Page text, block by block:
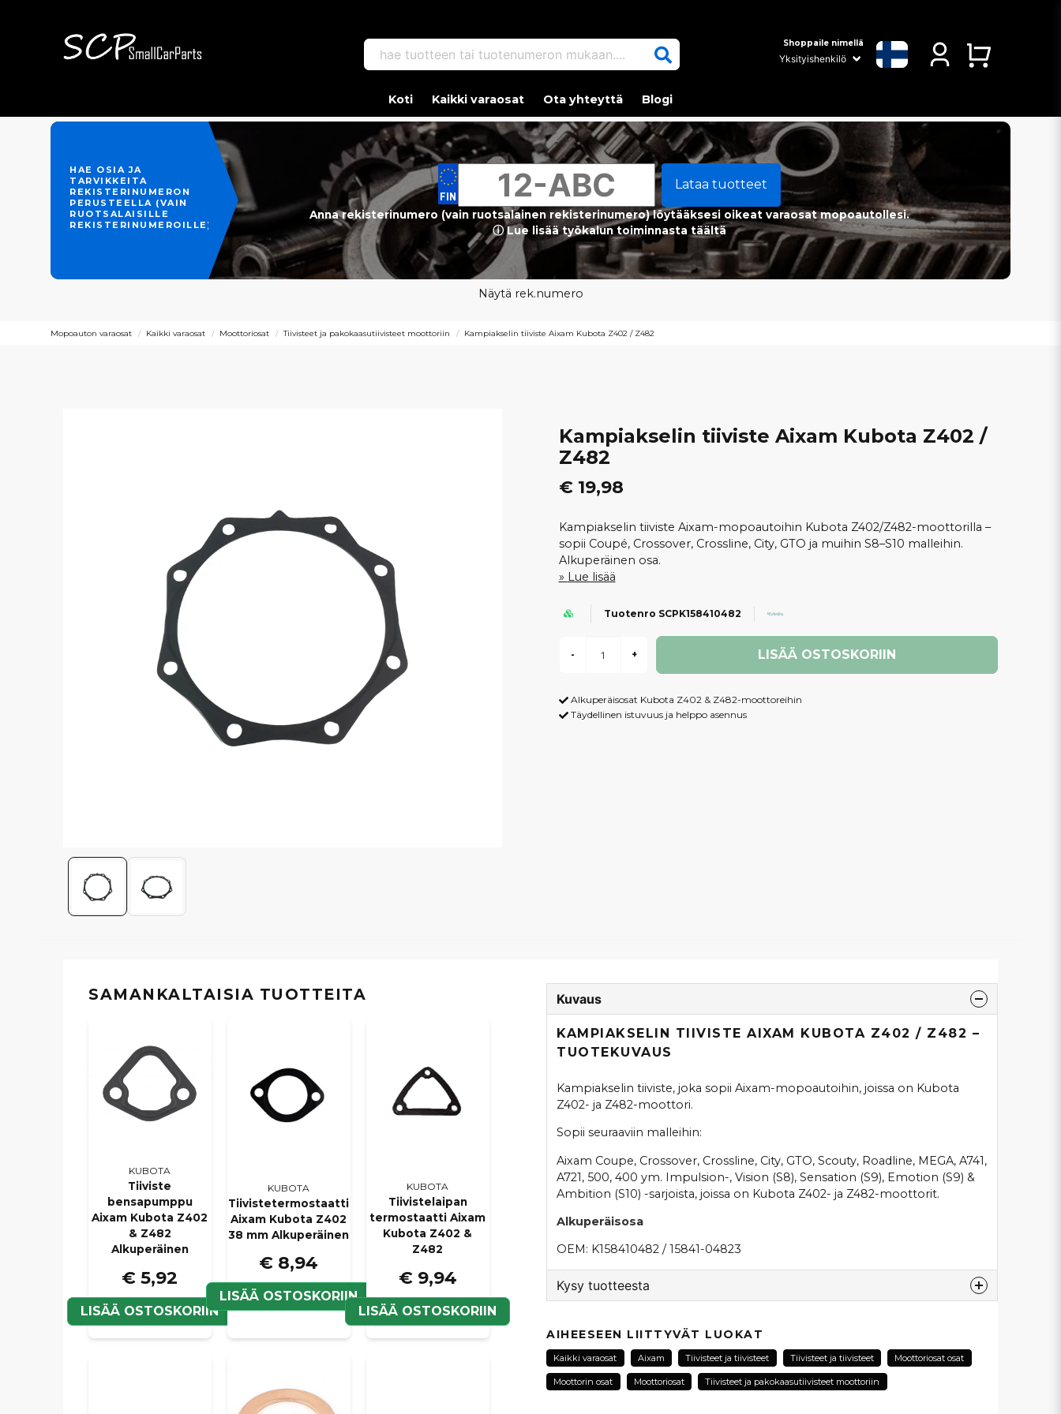
hae tuotteen tai tuotenumeron mukaan.... Shoppaile nimellä
Koti Kaikki varaosat Ota yhteyttä Blogi
HAE OSIA JA
TARVIKKEITA
REKISTERINUMERON
PERUSTEELLA (VAIN
RUOTSALAISILLE
REKISTERINUMEROILLE)
Lataa tuotteet
Anna rekisterinumero (vain ruotsalainen rekisterinumero) löytääksesi oikeat varaosat mopoautollesi.
ⓘ Lue lisää työkalun toiminnasta täältä
Näytä rek.numero
Mopoauton varaosat Kaikki varaosat Moottoriosat Tiivisteet ja pakokaasutiivisteet moottoriin Kampiakselin tiiviste Aixam Kubota Z402 / Z482
Kampiakselin tiiviste Aixam Kubota Z402 /
Z482
€ 19,98
Kampiakselin tiiviste Aixam-mopoautoihin Kubota Z402/Z482-moottorilla –
sopii Coupé, Crossover, Crossline, City, GTO ja muihin S8–S10 malleihin.
Alkuperäinen osa.
Lue lisää
Tuotenro SCPK158410482
- + LISÄÄ OSTOSKORIIN
Alkuperäisosat Kubota Z402 & Z482-moottoreihin
Täydellinen istuvuus ja helppo asennus
SAMANKALTAISIA ​​TUOTTEITA
KUBOTA
Tiiviste
bensapumppu
Aixam Kubota Z402
& Z482
Alkuperäinen
€ 5,92
LISÄÄ OSTOSKORIIN
KUBOTA
Tiivistetermostaatti
Aixam Kubota Z402
38 mm Alkuperäinen
€ 8,94
LISÄÄ OSTOSKORIIN
KUBOTA
Tiivistelaipan
termostaatti Aixam
Kubota Z402 &
Z482
€ 9,94
LISÄÄ OSTOSKORIIN
Kuvaus
KAMPIAKSELIN TIIVISTE AIXAM KUBOTA Z402 / Z482 –
TUOTEKUVAUS
Kampiakselin tiiviste, joka sopii Aixam-mopoautoihin, joissa on Kubota
Z402- ja Z482-moottori.
Sopii seuraaviin malleihin:
Aixam Coupe, Crossover, Crossline, City, GTO, Scouty, Roadline, MEGA, A741,
A721, 500, 400 ym. Impulsion-, Vision (S8), Sensation (S9), Emotion (S9) &
Ambition (S10) -sarjoista, joissa on Kubota Z402- ja Z482-moottorit.
Alkuperäisosa
OEM: K158410482 / 15841-04823
Kysy tuotteesta
Kysy meiltä tästä tuotteesta...
AIHEESEEN LIITTYVÄT LUOKAT
Kaikki varaosat Aixam Tiivisteet ja tiivisteet Tiivisteet ja tiivisteet Moottoriosat osat
Moottorin osat Moottoriosat Tiivisteet ja pakokaasutiivisteet moottoriin